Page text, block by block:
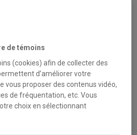
êtes ici!
des IA
Isabelle
de témoins
(cookies) afin de collecter des
d’améliorer votre
vous proposer des contenus vidéo,
de fréquentation, etc. Vous
choix en sélectionnant